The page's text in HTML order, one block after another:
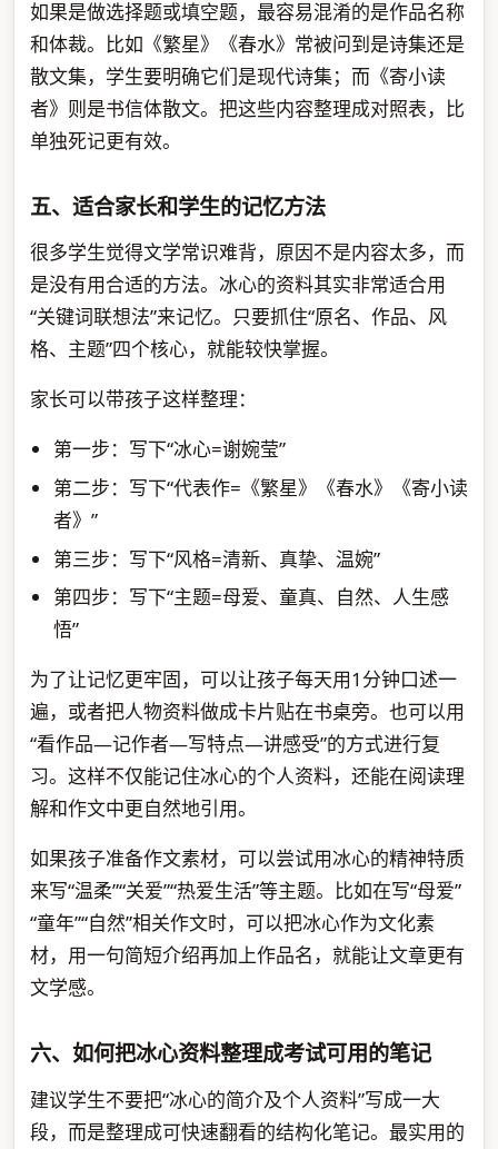
如果是做选择题或填空题，最容易混淆的是作品名称
和体裁。比如《繁星》《春水》常被问到是诗集还是
散文集，学生要明确它们是现代诗集；而《寄小读
者》则是书信体散文。把这些内容整理成对照表，比
单独死记更有效。
五、适合家长和学生的记忆方法
很多学生觉得文学常识难背，原因不是内容太多，而
是没有用合适的方法。冰心的资料其实非常适合用
“关键词联想法”来记忆。只要抓住“原名、作品、风
格、主题”四个核心，就能较快掌握。
家长可以带孩子这样整理：
第一步：写下“冰心=谢婉莹”
第二步：写下“代表作=《繁星》《春水》《寄小读
者》”
第三步：写下“风格=清新、真挚、温婉”
第四步：写下“主题=母爱、童真、自然、人生感
悟”
为了让记忆更牢固，可以让孩子每天用1分钟口述一
遍，或者把人物资料做成卡片贴在书桌旁。也可以用
“看作品—记作者—写特点—讲感受”的方式进行复
习。这样不仅能记住冰心的个人资料，还能在阅读理
解和作文中更自然地引用。
如果孩子准备作文素材，可以尝试用冰心的精神特质
来写“温柔”“关爱”“热爱生活”等主题。比如在写“母爱”
“童年”“自然”相关作文时，可以把冰心作为文化素
材，用一句简短介绍再加上作品名，就能让文章更有
文学感。
六、如何把冰心资料整理成考试可用的笔记
建议学生不要把“冰心的简介及个人资料”写成一大
段，而是整理成可快速翻看的结构化笔记。最实用的